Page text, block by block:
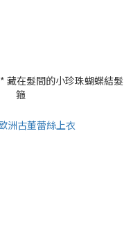
藏在髮間的小珍珠蝴蝶結髮
箍